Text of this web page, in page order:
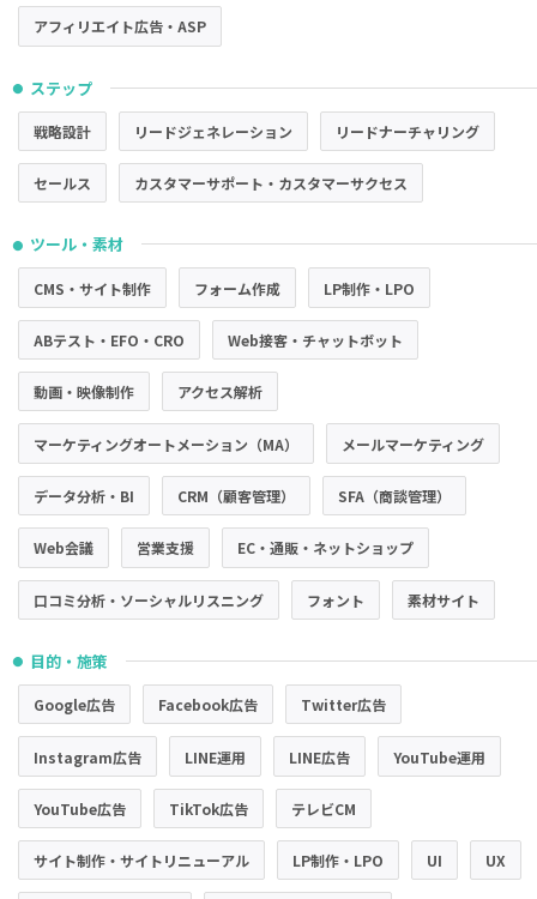
アフィリエイト広告・ASP
● ステップ
戦略設計 リードジェネレーション リードナーチャリング
セールス カスタマーサポート・カスタマーサクセス
● ツール・素材
CMS・サイト制作 フォーム作成 LP制作・LPO
ABテスト・EFO・CRO Web接客・チャットボット
動画・映像制作 アクセス解析
マーケティングオートメーション（MA） メールマーケティング
データ分析・BI CRM（顧客管理） SFA（商談管理）
Web会議 営業支援 EC・通販・ネットショップ
口コミ分析・ソーシャルリスニング フォント 素材サイト
● 目的・施策
Google広告 Facebook広告 Twitter広告
Instagram広告 LINE運用 LINE広告 YouTube運用
YouTube広告 TikTok広告 テレビCM
サイト制作・サイトリニューアル LP制作・LPO UI UX